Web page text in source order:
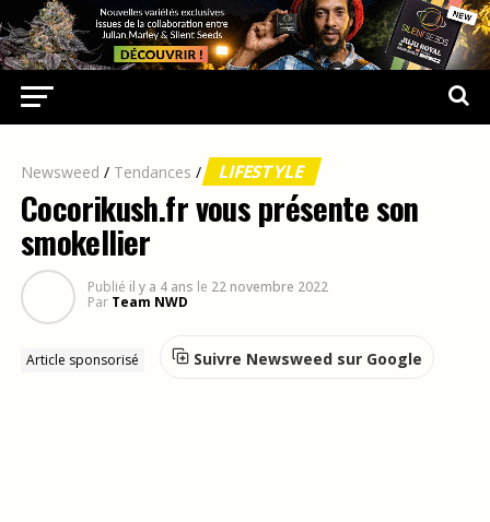
Newsweed / Tendances / LIFESTYLE
Cocorikush.fr vous présente son
smokellier
Publié il y a 4 ans le 22 novembre 2022
Par Team NWD
Article sponsorisé Suivre Newsweed sur Google